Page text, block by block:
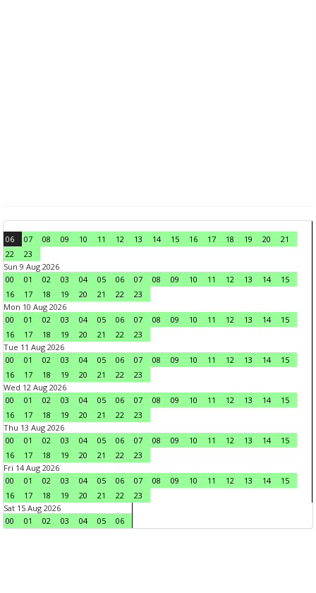
06 07 08 09 10 11 12 13 14 15 16 17 18 19 20
21
22
23
Sun 9 Aug 2026
00
01 02 03 04 05 06 07 08 09 10 11 12 13 14
15
16
17 18 19 20 21 22
23
Mon 10 Aug 2026
00
01 02 03 04 05 06 07 08 09 10 11 12 13 14
15
16
17 18 19 20 21 22
23
Tue 11 Aug 2026
00
01 02 03 04 05 06 07 08 09 10 11 12 13 14
15
16
17 18 19 20 21 22
23
Wed 12 Aug 2026
00
01 02 03 04 05 06 07 08 09 10 11 12 13 14
15
16
17 18 19 20 21 22
23
Thu 13 Aug 2026
00
01 02 03 04 05 06 07 08 09 10 11 12 13 14
15
16
17 18 19 20 21 22
23
Fri 14 Aug 2026
00
01 02 03 04 05 06 07 08 09 10 11 12 13 14
15
16
17 18 19 20 21 22
23
Sat 15 Aug 2026
00
01 02 03 04 05 06